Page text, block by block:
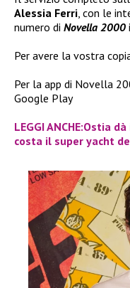
Alessia Ferri, con le
numero di Novella 2000
Per avere la vostra
Per la app di Novella
Google Play
LEGGI ANCHE:Ostia
costa il super yacht